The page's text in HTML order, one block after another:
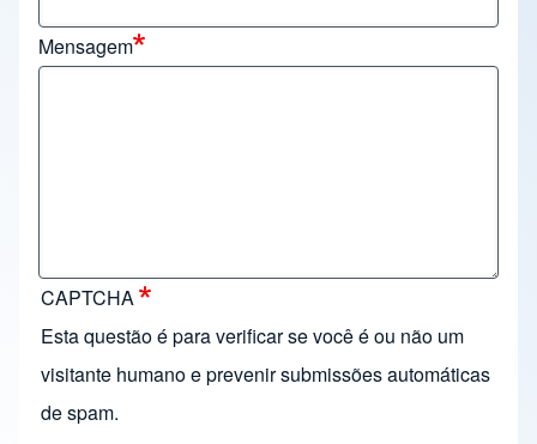
Mensagem
CAPTCHA
Esta questão é para verificar se você é ou não um
visitante humano e prevenir submissões automáticas
de spam.